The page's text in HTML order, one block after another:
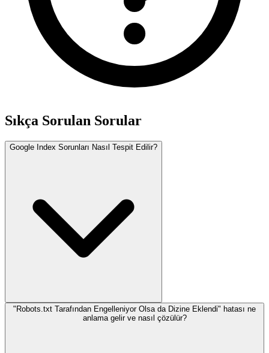
Sıkça Sorulan Sorular
Google Index Sorunları Nasıl Tespit Edilir?
"Robots.txt Tarafından Engelleniyor Olsa da Dizine Eklendi" hatası ne
anlama gelir ve nasıl çözülür?